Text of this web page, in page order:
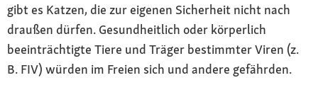
gibt es Katzen, die zur eigenen Sicherheit nicht nach
draußen dürfen. Gesundheitlich oder körperlich
beeinträchtigte Tiere und Träger bestimmter Viren (z.
B. FIV) würden im Freien sich und andere gefährden.